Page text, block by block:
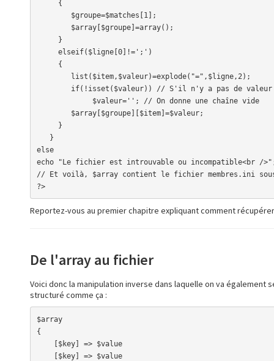
else
echo "Le fichier est introuvable ou incompatible<br /
// Et voilà, $array contient le fichier membres.ini
?>
Reportez-vous au premier chapitre expliquant comment
De l'array au fichier
Voici donc la manipulation inverse dans laquelle on va
structuré comme ça :
$array
{
[$key] => $value
[$key] => $value